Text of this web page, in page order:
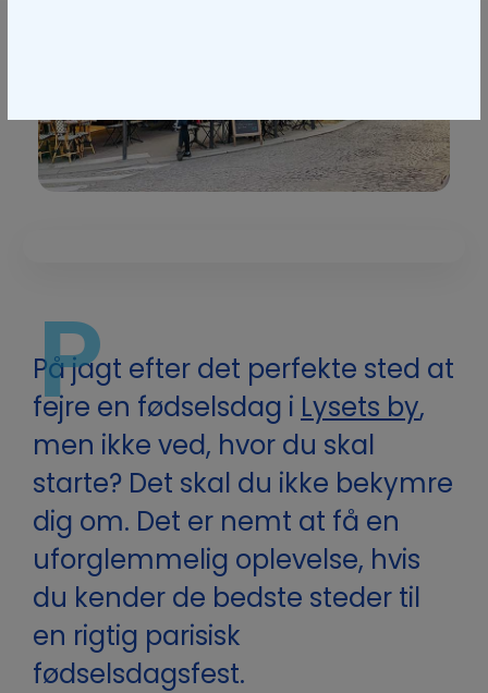
P
På jagt efter det perfekte sted at
fejre en fødselsdag i Lysets by,
men ikke ved, hvor du skal
starte? Det skal du ikke bekymre
dig om. Det er nemt at få en
uforglemmelig oplevelse, hvis
du kender de bedste steder til
en rigtig parisisk
fødselsdagsfest.